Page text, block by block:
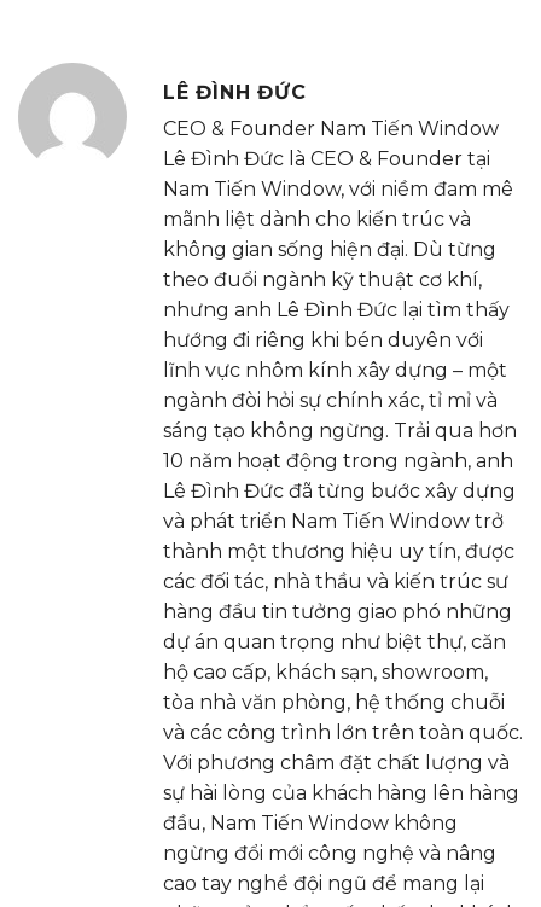
LÊ ĐÌNH ĐỨC
CEO & Founder Nam Tiến Window
Lê Đình Đức là CEO & Founder tại
Nam Tiến Window, với niềm đam mê
mãnh liệt dành cho kiến trúc và
không gian sống hiện đại. Dù từng
theo đuổi ngành kỹ thuật cơ khí,
nhưng anh Lê Đình Đức lại tìm thấy
hướng đi riêng khi bén duyên với
lĩnh vực nhôm kính xây dựng – một
ngành đòi hỏi sự chính xác, tỉ mỉ và
sáng tạo không ngừng. Trải qua hơn
10 năm hoạt động trong ngành, anh
Lê Đình Đức đã từng bước xây dựng
và phát triển Nam Tiến Window trở
thành một thương hiệu uy tín, được
các đối tác, nhà thầu và kiến trúc sư
hàng đầu tin tưởng giao phó những
dự án quan trọng như biệt thự, căn
hộ cao cấp, khách sạn, showroom,
tòa nhà văn phòng, hệ thống chuỗi
và các công trình lớn trên toàn quốc.
Với phương châm đặt chất lượng và
sự hài lòng của khách hàng lên hàng
đầu, Nam Tiến Window không
ngừng đổi mới công nghệ và nâng
cao tay nghề đội ngũ để mang lại